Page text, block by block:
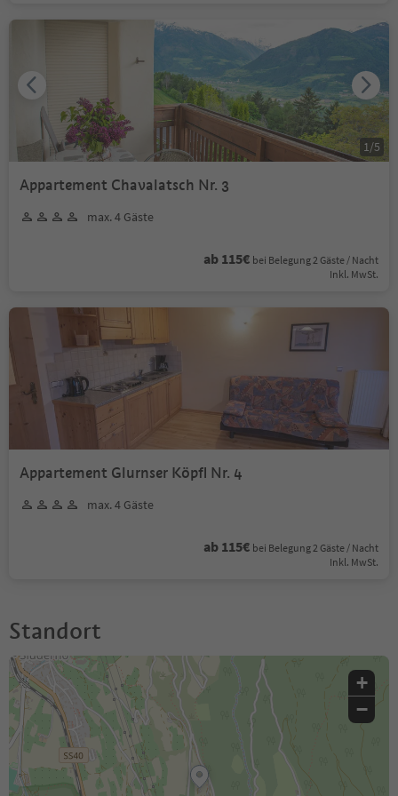
Appartement Chavalatsch Nr. 3
max. 4 Gäste
ab 115€ bei Belegung 2 Gäste / Nacht
Inkl. MwSt.
1 /5
Appartement Glurnser Köpfl Nr. 4
max. 4 Gäste
ab 115€ bei Belegung 2 Gäste / Nacht
Inkl. MwSt.
Standort
+
−